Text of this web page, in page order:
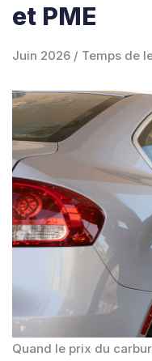
et PME
Juin 2026 / Temps de
Quand le prix du